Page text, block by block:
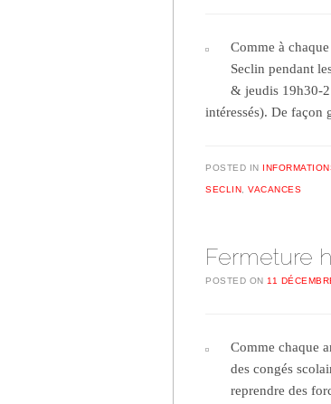
Comme à
Seclin pendant
& jeudis 19h30-
intéressés). De façon
POSTED IN
SECLIN VACANCES
Fermeture
POSTED ON 11
Comme chaque
des congés
reprendre des